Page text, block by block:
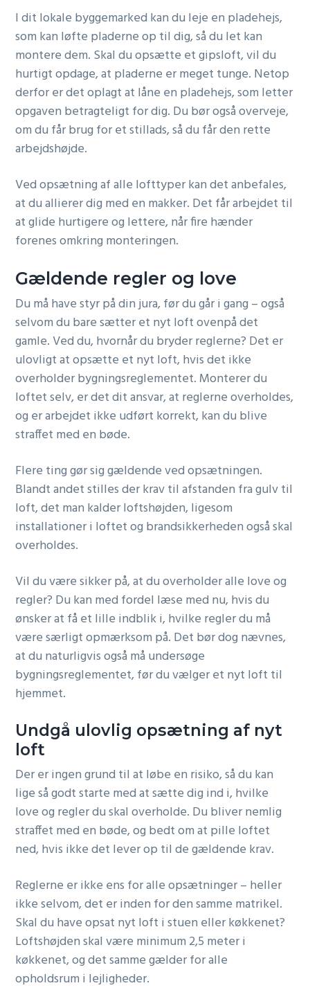
I dit lokale byggemarked kan du leje en pladehejs,
som kan løfte pladerne op til dig, så du let kan
montere dem. Skal du opsætte et gipsloft, vil du
hurtigt opdage, at pladerne er meget tunge. Netop
derfor er det oplagt at låne en pladehejs, som letter
opgaven betragteligt for dig. Du bør også overveje,
om du får brug for et stillads, så du får den rette
arbejdshøjde.
Ved opsætning af alle lofttyper kan det anbefales,
at du allierer dig med en makker. Det får arbejdet til
at glide hurtigere og lettere, når fire hænder
forenes omkring monteringen.
Gældende regler og love
Du må have styr på din jura, før du går i gang – også
selvom du bare sætter et nyt loft ovenpå det
gamle. Ved du, hvornår du bryder reglerne? Det er
ulovligt at opsætte et nyt loft, hvis det ikke
overholder bygningsreglementet. Monterer du
loftet selv, er det dit ansvar, at reglerne overholdes,
og er arbejdet ikke udført korrekt, kan du blive
straffet med en bøde.
Flere ting gør sig gældende ved opsætningen.
Blandt andet stilles der krav til afstanden fra gulv til
loft, det man kalder loftshøjden, ligesom
installationer i loftet og brandsikkerheden også skal
overholdes.
Vil du være sikker på, at du overholder alle love og
regler? Du kan med fordel læse med nu, hvis du
ønsker at få et lille indblik i, hvilke regler du må
være særligt opmærksom på. Det bør dog nævnes,
at du naturligvis også må undersøge
bygningsreglementet, før du vælger et nyt loft til
hjemmet.
Undgå ulovlig opsætning af nyt
loft
Der er ingen grund til at løbe en risiko, så du kan
lige så godt starte med at sætte dig ind i, hvilke
love og regler du skal overholde. Du bliver nemlig
straffet med en bøde, og bedt om at pille loftet
ned, hvis ikke det lever op til de gældende krav.
Reglerne er ikke ens for alle opsætninger – heller
ikke selvom, det er inden for den samme matrikel.
Skal du have opsat nyt loft i stuen eller køkkenet?
Loftshøjden skal være minimum 2,5 meter i
køkkenet, og det samme gælder for alle
opholdsrum i lejligheder.